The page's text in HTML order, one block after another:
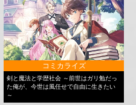
コミカライズ
剣と魔法と学歴社会 ～前世はガリ勉だっ
た俺が、今世は風任せで自由に生きたい
～